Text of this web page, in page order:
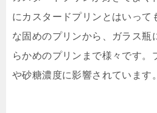
にカスタードプリンとはいって
な固めのプリンから、ガラス瓶
らかめのプリンまで様々です。
や砂糖濃度に影響されています。